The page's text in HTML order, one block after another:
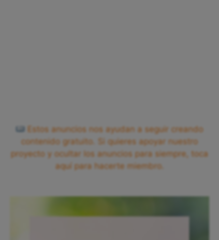
Estos anuncios nos ayudan a seguir creando
contenido gratuito. Si quieres apoyar nuestro
proyecto y ocultar los anuncios para siempre, toca
aquí para hacerte miembro.